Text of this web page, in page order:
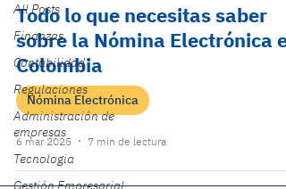
All Posts
Finanzas
Contabilidad
Regulaciones
Administración de
empresas
Tecnologia
Gestión Empresarial
Todo lo que necesitas saber
sobre la Nómina Electrónica en
Colombia
Nómina Electrónica
6 mar 2025 7 min de lectura